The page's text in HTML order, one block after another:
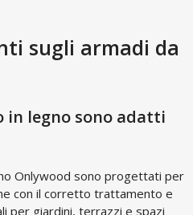
sugli armadi da
in legno sono adatti
Onlywood sono progettati per
con il corretto trattamento e
per giardini, terrazzi e spazi